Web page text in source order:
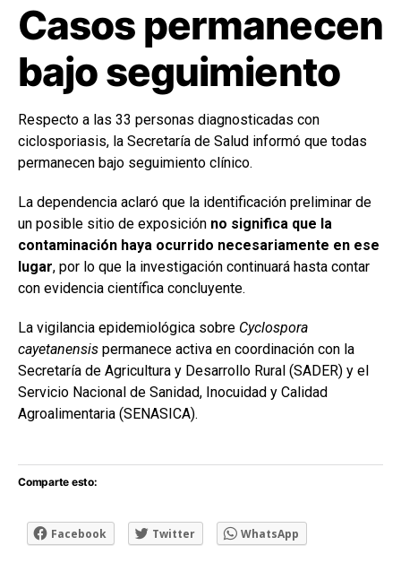
Casos permanecen
bajo seguimiento
Respecto a las 33 personas diagnosticadas con
ciclosporiasis, la Secretaría de Salud informó que todas
permanecen bajo seguimiento clínico.
La dependencia aclaró que la identificación preliminar de
un posible sitio de exposición no significa que la
contaminación haya ocurrido necesariamente en ese
lugar, por lo que la investigación continuará hasta contar
con evidencia científica concluyente.
La vigilancia epidemiológica sobre Cyclospora
cayetanensis permanece activa en coordinación con la
Secretaría de Agricultura y Desarrollo Rural (SADER) y el
Servicio Nacional de Sanidad, Inocuidad y Calidad
Agroalimentaria (SENASICA).
Comparte esto:
Facebook Twitter WhatsApp